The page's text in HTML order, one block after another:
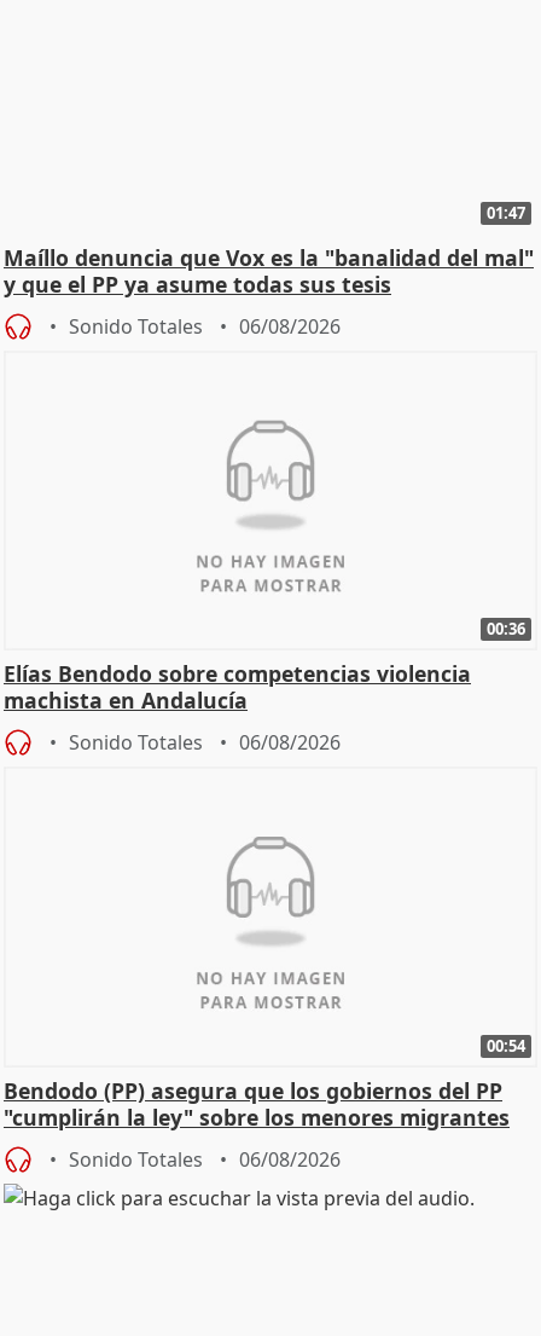
01:47
Maíllo denuncia que Vox es la "banalidad del mal"
y que el PP ya asume todas sus tesis
Sonido Totales 06/08/2026
00:36
Elías Bendodo sobre competencias violencia
machista en Andalucía
Sonido Totales 06/08/2026
00:54
Bendodo (PP) asegura que los gobiernos del PP
"cumplirán la ley" sobre los menores migrantes
Sonido Totales 06/08/2026